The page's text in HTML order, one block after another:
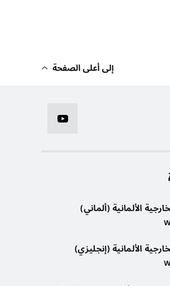
إلى أعلى الصفحة
الألمانية (ألماني)
الألمانية (إنجليزي)